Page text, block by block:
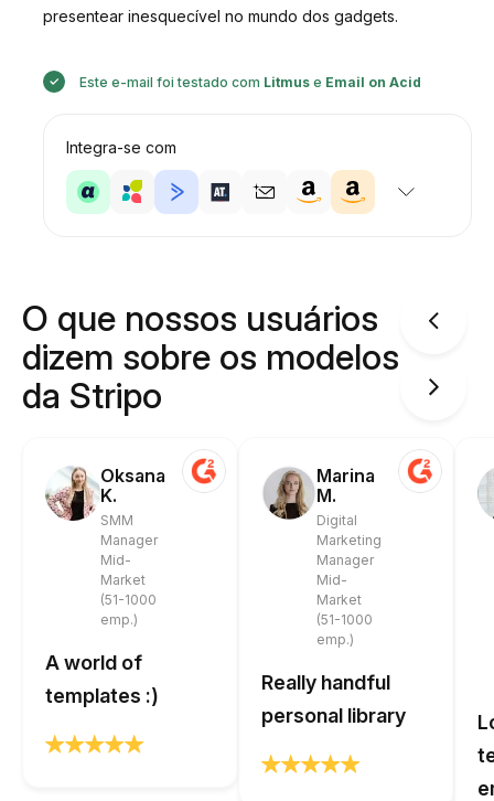
presentear inesquecível no mundo dos gadgets.
Este e-mail foi testado com Litmuse Email on Acid
Integra-se com
O que nossos usuários
dizem sobre os modelos
da Stripo
Oksana
K.
SMM
Manager
Mid-
Market
(51-1000
emp.)
A world of
templates :)
Marina
M.
Digital
Marketing
Manager
Mid-
Market
(51-1000
emp.)
Really handful
personal library